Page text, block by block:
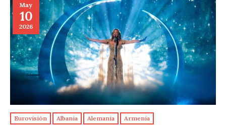
May
10
2026
Eurovisión Albania Alemania Armenia